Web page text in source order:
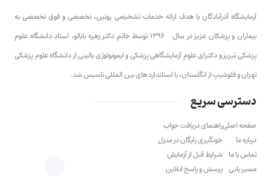
آزمایشگاه آذرآبادگان با هدف ارائه خدمات تشخیصی روتین، تخصصی و فوق تخصصی به
بیماران و پزشکان عزیز در سال ۱۳۹۶ توسط خانم دکتر زهره بابالو، استاد دانشگاه علوم
پزشکی تبریز و دکترای علوم آزمایشگاهی پزشکی و ایمونولوژی بالینی از دانشگاه علوم پزشکی
تهران و فلوشیپ از انگلستان، با استاندارد های بین المللی تاسیس شد.
دسترسی سریع
صفحه اصلی
درباره ما
تماس با ما
مسیر یابی
راهنمای دریافت جواب
خونگیری رایگان در منزل
شرایط قبل از آزمایش
پرسش و پاسخ انلاین